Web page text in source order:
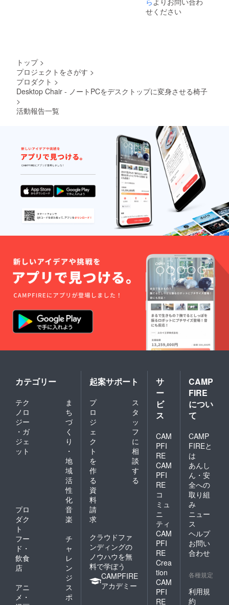
てしまった方も多いと思い
ます。申し訳ありませんで
した。
せください
トップ >
プロジェクトをさがす >
プロダクト >
Desktop Chair - ノートPCをデスクトップに変身させる椅子
>
活動報告一覧
カテゴリー
テク
ノロ
ジー
・ガ
ジェ
ット
ま
ち
づ
く
り
・
地
域
活
性
化
プロ
ダク
ト
音
楽
フー
ド・
飲食
店
チ
ャ
レ
ン
ジ
アニ
メ・
ス
ポ
起案サポート
プ
ロ
ジ
ェ
ク
ト
を
作
る
ス
タ
ッ
フ
に
相
談
す
る
資
料
請
求
クラウドファ
ンディングの
ノウハウを無
料で学ぼう
CAMPFIRE
アカデミー
サ
ー
ビ
ス
CAM
PFI
RE
CAM
PFI
RE
コ
ミュ
ニ
ティ
CAM
PFI
RE
Crea
tion
CAM
PFI
RE
CAMP
FIRE
につい
て
CAMP
FIREと
は
あんし
ん・安
全への
取り組
み
ニュー
ス
ヘルプ
お問い
合わせ
各種規定
利用規
約